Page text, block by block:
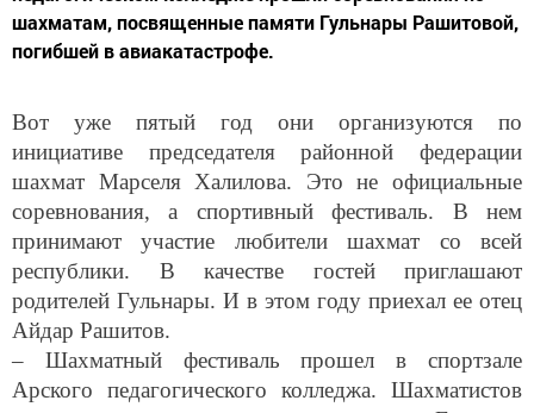
шахматам, посвященные памяти Гульнары Рашитовой,
погибшей в авиакатастрофе.
Вот уже пятый год они организуются по
инициативе председателя районной федерации
шахмат Марселя Халилова. Это не официальные
соревнования, а спортивный фестиваль. В нем
принимают участие любители шахмат со всей
республики. В качестве гостей приглашают
родителей Гульнары. И в этом году приехал ее отец
Айдар Рашитов.
– Шахматный фестиваль прошел в спортзале
Арского педагогического колледжа. Шахматистов